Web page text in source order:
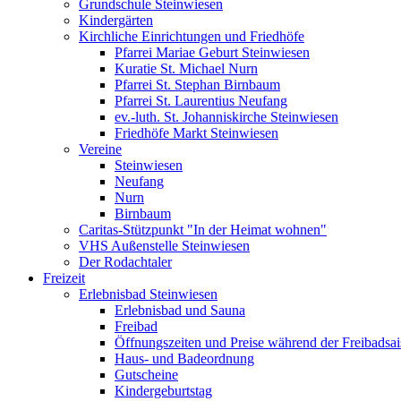
Grundschule Steinwiesen
Kindergärten
Kirchliche Einrichtungen und Friedhöfe
Pfarrei Mariae Geburt Steinwiesen
Kuratie St. Michael Nurn
Pfarrei St. Stephan Birnbaum
Pfarrei St. Laurentius Neufang
ev.-luth. St. Johanniskirche Steinwiesen
Friedhöfe Markt Steinwiesen
Vereine
Steinwiesen
Neufang
Nurn
Birnbaum
Caritas-Stützpunkt "In der Heimat wohnen"
VHS Außenstelle Steinwiesen
Der Rodachtaler
Freizeit
Erlebnisbad Steinwiesen
Erlebnisbad und Sauna
Freibad
Öffnungszeiten und Preise während der
Haus- und Badeordnung
Gutscheine
Kindergeburtstag